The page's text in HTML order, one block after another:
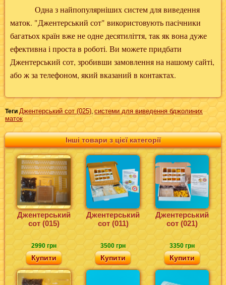
Одна з найпопулярніших систем для виведення
маток. "Джентерський сот" використовують пасічники
багатьох країн вже не одне десятиліття, так як вона дуже
ефективна і проста в роботі. Ви можете придбати
Джентерський сот, зробивши замовлення на нашому сайті,
або ж за телефоном, який вказаний в контактах.
Теги Джентерський сот (025), системи для виведення бджолиних
маток
Інші товари з цієї категорії
Джентерський
сот (015)
2990 грн
Купити
Джентерський
сот (011)
3500 грн
Купити
Джентерський
сот (021)
3350 грн
Купити